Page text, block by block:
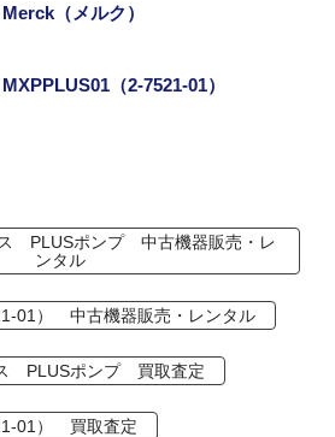
Merck（メルク）
MXPPLUS01（2-7521-01）
ス PLUSポンプ 中古機器販売・レ
ンタル
01） 中古機器販売・レンタル
PLUSポンプ 買取査定
01） 買取査定